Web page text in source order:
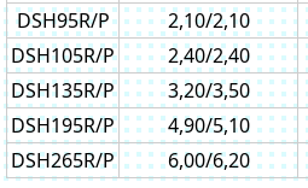
DSH95R/P
2,10/2,10
DSH105R/P
2,40/2,40
DSH135R/P
3,20/3,50
DSH195R/P
4,90/5,10
DSH265R/P
6,00/6,20